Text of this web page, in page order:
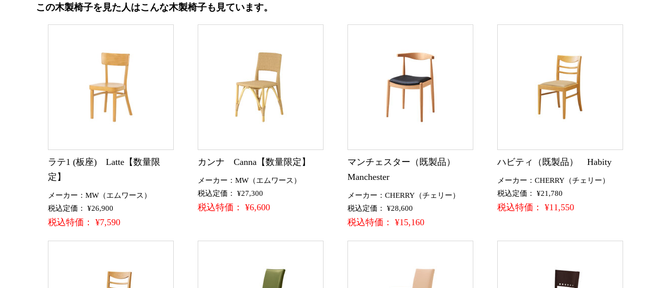
この木製椅子を見た人はこんな木製椅子も見ています。
ラテ1 (板座) Latte【数量限
定】
メーカー：MW（エムワース）
税込定価： ¥26,900
税込特価： ¥7,590
カンナ Canna【数量限定】
メーカー：MW（エムワース）
税込定価： ¥27,300
税込特価： ¥6,600
マンチェスター（既製品）
Manchester
メーカー：CHERRY（チェリー）
税込定価： ¥28,600
税込特価： ¥15,160
ハビティ（既製品） Habity
メーカー：CHERRY（チェリー）
税込定価： ¥21,780
税込特価： ¥11,550